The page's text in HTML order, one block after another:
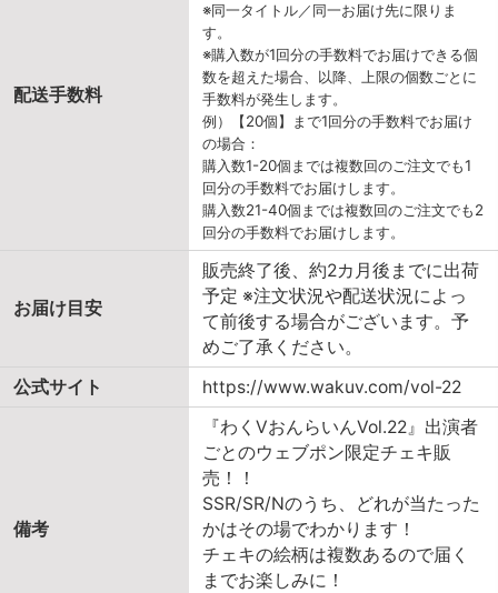
配送手数料
※同一タイトル／同一お届け先に限りま
す。
※購入数が1回分の手数料でお届けできる個
数を超えた場合、以降、上限の個数ごとに
手数料が発生します。
例）【20個】まで1回分の手数料でお届け
の場合：
購入数1-20個までは複数回のご注文でも1
回分の手数料でお届けします。
購入数21-40個までは複数回のご注文でも2
回分の手数料でお届けします。
お届け目安
販売終了後、約2カ月後までに出荷
予定 ※注文状況や配送状況によっ
て前後する場合がございます。予
めご了承ください。
公式サイト
https://www.wakuv.com/vol-22
備考
『わくVおんらいんVol.22』出演者
ごとのウェブポン限定チェキ販
売！！
SSR/SR/Nのうち、どれが当たった
かはその場でわかります！
チェキの絵柄は複数あるので届く
までお楽しみに！